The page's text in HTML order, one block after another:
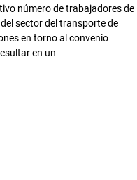
número de trabajadores de
sector del transporte de
en torno al convenio
en un